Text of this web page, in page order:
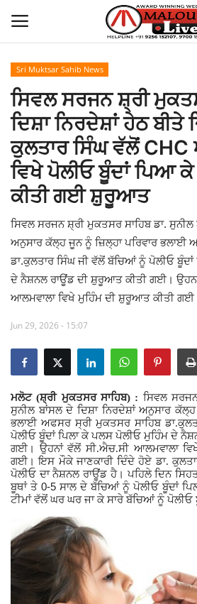
Home
About Us
How to Reach Malout
Privacy Policy
Malout News
History of Malout
Railway Time Table
Lambi
Sri Muktsar Sahib News
Punjab
Life & Style
Important
Contact Us
Sri Muktsar Sahib News
ਸਿਵਲ ਸਰਜਨ ਸ਼੍ਰੀ
ਦਿਸ਼ਾ ਨਿਰਦੇਸ਼ਾਂ ਹੇਠ ਬੀਤੇ
ਕੁਲਤਾਰ ਸਿੰਘ ਵੱਲੋਂ
ਵਿਖੇ ਪੋਲੀਓ ਬੂੰਦਾਂ ਪਿਆ ਕੇ
ਕੀਤੀ ਗਈ ਸ਼ੁਰੂਆਤ
ਸਿਵਲ ਸਰਜਨ ਸ਼੍ਰੀ ਮੁਕਤਸਰ ਸਾਹਿਬ ਡਾ. ਸੁਨੀਲ
ਅਨੁਸਾਰ ਕੱਲ੍ਹ ਜੂਨ ਨੂੰ ਜ਼ਿਲ੍ਹਾ ਪਰਿਵਾਰ ਭਲਾਈ
ਡਾ.ਕੁਲਤਾਰ ਸਿੰਘ ਜੀ ਵੱਲੋਂ ਬੱਚਿਆਂ ਨੂੰ ਪੋਲੀਓ
ਦੇ ਨੈਸ਼ਨਲ ਰਾਊਂਡ ਦੀ ਸ਼ੁਰੂਆਤ ਕੀਤੀ ਗਈ।
ਆਲਮਵਾਲਾ ਵਿਖੇ ਮੁਹਿੰਮ ਦੀ ਸ਼ੁਰੂਆਤ ਕੀਤੀ
Jun 29, 2026 - 15:07
ਮਲੋਟ (ਸ਼੍ਰੀ ਮੁਕਤਸਰ ਸਾਹਿਬ) : ਸਿਵਲ
ਸੁਨੀਲ ਬਾਂਸਲ ਦੇ ਦਿਸ਼ਾ ਨਿਰਦੇਸ਼ਾਂ ਅਨੁਸਾਰ ਕੱਲ੍ਹ
ਭਲਾਈ ਅਫਸਰ ਸ੍ਰੀ ਮੁਕਤਸਰ ਸਾਹਿਬ
ਪੋਲੀਓ ਬੂੰਦਾਂ ਪਿਲਾ ਕੇ ਪਲਸ ਪੋਲੀਓ ਮੁਹਿੰਮ ਦੇ
ਗਈ। ਉਹਨਾਂ ਵੱਲੋਂ ਸੀ.ਐਚ.ਸੀ ਆਲਮਵਾਲਾ
ਗਈ। ਇਸ ਮੌਕੇ ਜਾਣਕਾਰੀ ਦਿੰਦੇ ਹੋਏ ਡਾ.
ਪੋਲੀਓ ਦਾ ਨੈਸ਼ਨਲ ਰਾਊਂਡ ਹੈ। ਪਹਿਲੇ ਦਿਨ
ਬੂਥਾਂ ਤੇ 0-5 ਸਾਲ ਦੇ ਬੱਚਿਆਂ ਨੂੰ ਪੋਲੀਓ ਬੂੰਦਾਂ
ਟੀਮਾਂ ਵੱਲੋਂ ਘਰ ਘਰ ਜਾ ਕੇ ਸਾਰੇ ਬੱਚਿਆਂ ਨੂੰ ਪੋਲੀਓ